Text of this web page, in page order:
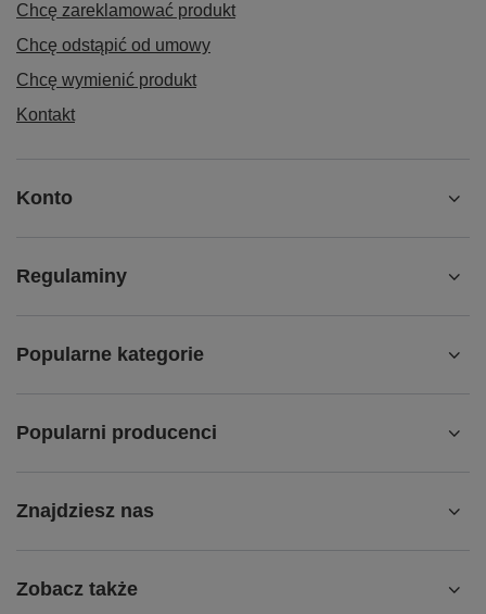
Chcę zareklamować produkt
Chcę odstąpić od umowy
Chcę wymienić produkt
Kontakt
Konto
Regulaminy
Popularne kategorie
Popularni producenci
Znajdziesz nas
Zobacz także